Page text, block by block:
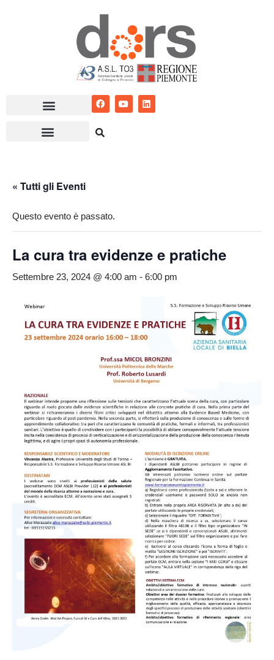
« Tutti gli Eventi
Questo evento è passato.
La cura tra evidenze e pratiche
Settembre 23, 2024 @ 4:00 am - 6:00 pm